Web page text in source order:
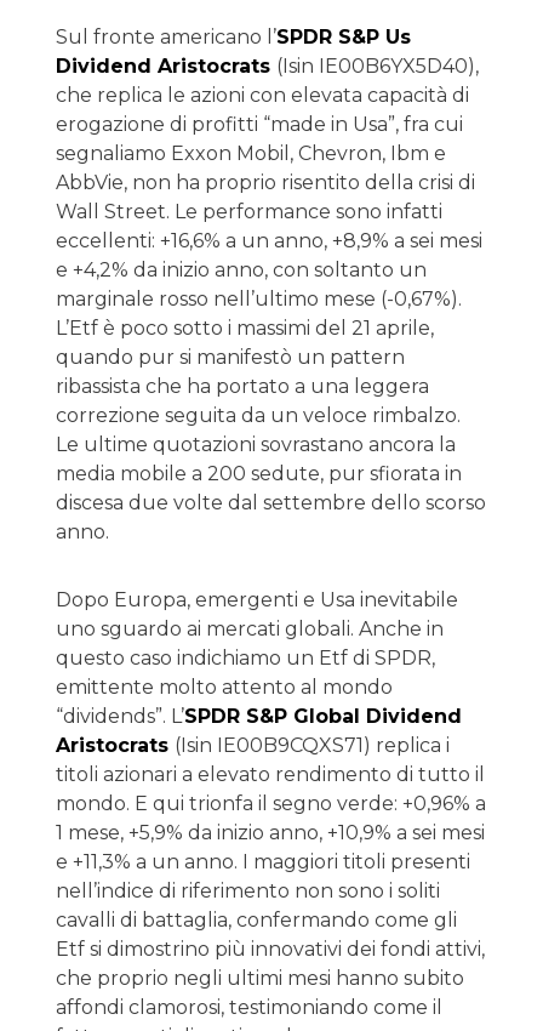
Sul fronte americano l’SPDR S&P Us
Dividend Aristocrats (Isin IE00B6YX5D40),
che replica le azioni con elevata capacità di
erogazione di profitti “made in Usa”, fra cui
segnaliamo Exxon Mobil, Chevron, Ibm e
AbbVie, non ha proprio risentito della crisi di
Wall Street. Le performance sono infatti
eccellenti: +16,6% a un anno, +8,9% a sei mesi
e +4,2% da inizio anno, con soltanto un
marginale rosso nell’ultimo mese (-0,67%).
L’Etf è poco sotto i massimi del 21 aprile,
quando pur si manifestò un pattern
ribassista che ha portato a una leggera
correzione seguita da un veloce rimbalzo.
Le ultime quotazioni sovrastano ancora la
media mobile a 200 sedute, pur sfiorata in
discesa due volte dal settembre dello scorso
anno.
Dopo Europa, emergenti e Usa inevitabile
uno sguardo ai mercati globali. Anche in
questo caso indichiamo un Etf di SPDR,
emittente molto attento al mondo
“dividends”. L’SPDR S&P Global Dividend
Aristocrats (Isin IE00B9CQXS71) replica i
titoli azionari a elevato rendimento di tutto il
mondo. E qui trionfa il segno verde: +0,96% a
1 mese, +5,9% da inizio anno, +10,9% a sei mesi
e +11,3% a un anno. I maggiori titoli presenti
nell’indice di riferimento non sono i soliti
cavalli di battaglia, confermando come gli
Etf si dimostrino più innovativi dei fondi attivi,
che proprio negli ultimi mesi hanno subito
affondi clamorosi, testimoniando come il